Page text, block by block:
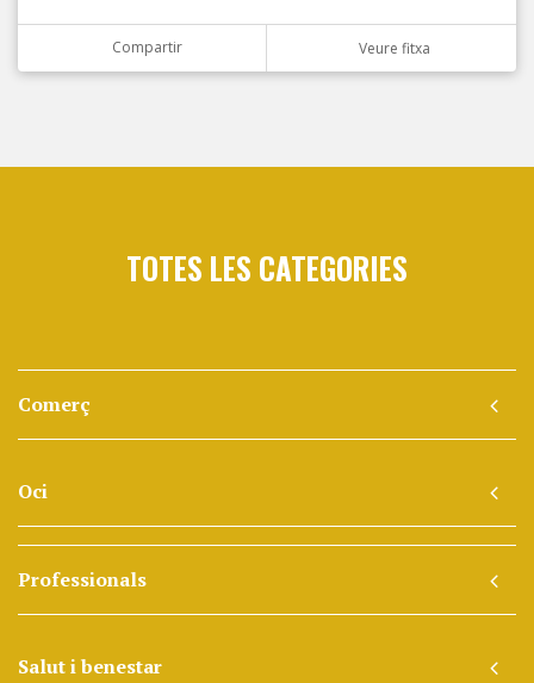
Compartir Veure fitxa
TOTES LES CATEGORIES
Comerç
Oci
Professionals
Salut i benestar